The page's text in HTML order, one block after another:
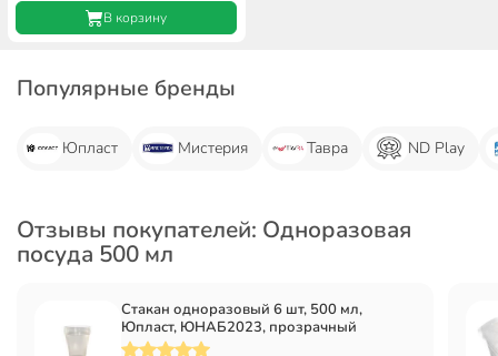
В корзину
Популярные бренды
Юпласт Мистерия Тавра ND Play
Отзывы покупателей: Одноразовая
посуда 500 мл
Стакан одноразовый 6 шт, 500 мл,
Юпласт, ЮНАБ2023, прозрачный